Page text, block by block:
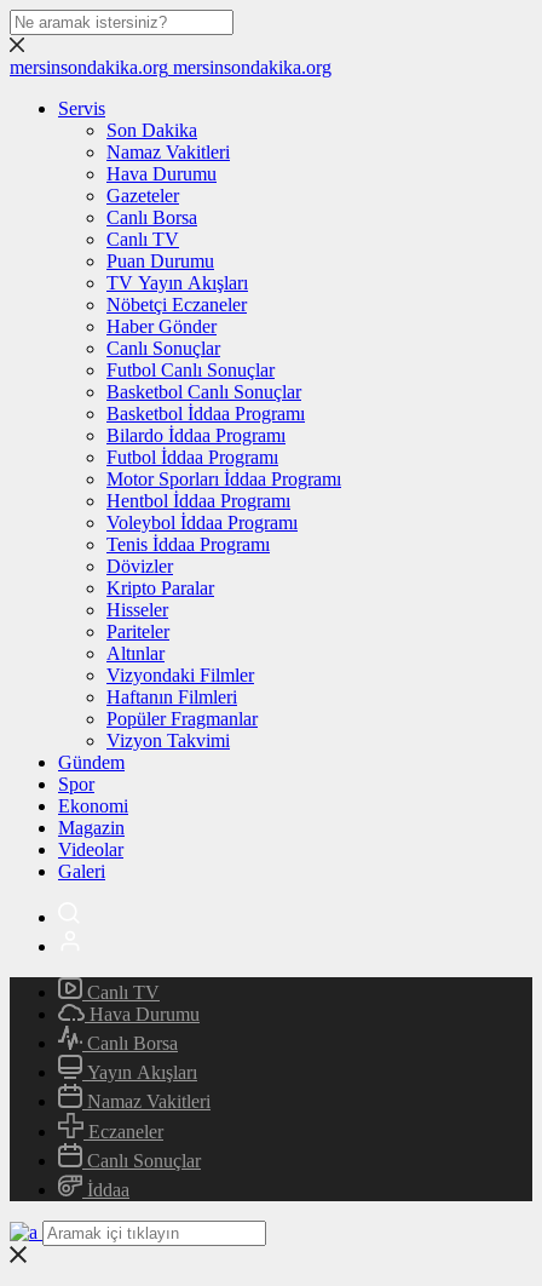
mersinsondakika.org mersinsondakika.org
Servis
Son Dakika
Namaz Vakitleri
Hava Durumu
Gazeteler
Canlı Borsa
Canlı TV
Puan Durumu
TV Yayın Akışları
Nöbetçi Eczaneler
Haber Gönder
Canlı Sonuçlar
Futbol Canlı Sonuçlar
Basketbol Canlı Sonuçlar
Basketbol İddaa Programı
Bilardo İddaa Programı
Futbol İddaa Programı
Motor Sporları İddaa Programı
Hentbol İddaa Programı
Voleybol İddaa Programı
Tenis İddaa Programı
Dövizler
Kripto Paralar
Hisseler
Pariteler
Altınlar
Vizyondaki Filmler
Haftanın Filmleri
Popüler Fragmanlar
Vizyon Takvimi
Gündem
Spor
Ekonomi
Magazin
Videolar
Galeri
Canlı TV
Hava Durumu
Canlı Borsa
Yayın Akışları
Namaz Vakitleri
Eczaneler
Canlı Sonuçlar
İddaa